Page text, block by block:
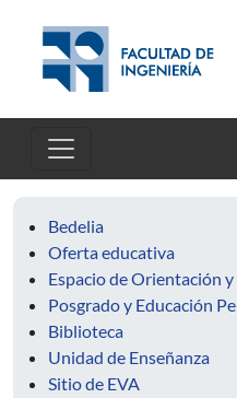
Bedelia
Oferta educativa
Espacio de Orientación
Posgrado y Educación
Biblioteca
Unidad de Enseñanza
Sitio de EVA